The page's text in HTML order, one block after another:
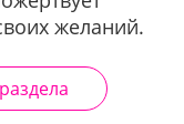
желаний.